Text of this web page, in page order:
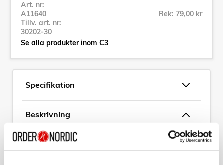
Art. nr:
A11640
Tillv. art. nr:
30202-30
Rek: 79,00 kr
Se alla produkter inom C3
Specifikation
Beskrivning
Art. nr:A11640
Tillv. art. nr:30202-30